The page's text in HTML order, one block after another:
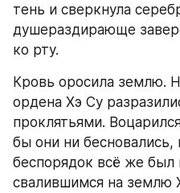
тень и сверкнула
душераздирающе
ко рту.
Кровь оросила землю.
ордена Хэ Су
проклятьями.
бы они ни бесновались,
беспорядок всё же был
свалившимся на землю